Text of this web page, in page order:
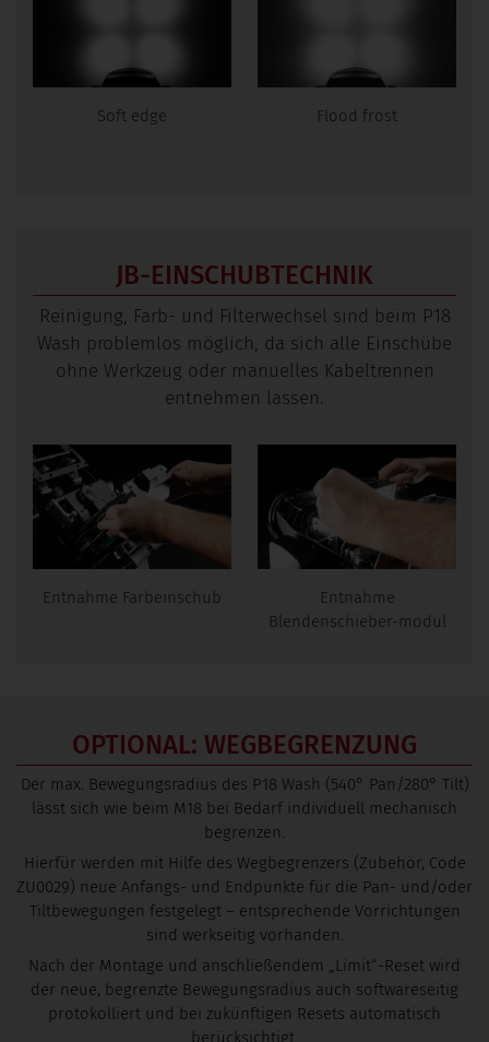
Soft edge Flood frost
JB-EINSCHUBTECHNIK
Reinigung, Farb- und Filterwechsel sind beim P18
Wash problemlos möglich, da sich alle Einschübe
ohne Werkzeug oder manuelles Kabeltrennen
entnehmen lassen.
Entnahme Farbeinschub
Entnahme
Blendenschieber-modul
OPTIONAL: WEGBEGRENZUNG
Der max. Bewegungsradius des P18 Wash (540° Pan/280° Tilt)
lässt sich wie beim M18 bei Bedarf individuell mechanisch
begrenzen.
Hierfür werden mit Hilfe des Wegbegrenzers (Zubehör, Code
ZU0029) neue Anfangs- und Endpunkte für die Pan- und/oder
Tiltbewegungen festgelegt – entsprechende Vorrichtungen
sind werkseitig vorhanden.
Nach der Montage und anschließendem „Limit“-Reset wird
der neue, begrenzte Bewegungsradius auch softwareseitig
protokolliert und bei zukünftigen Resets automatisch